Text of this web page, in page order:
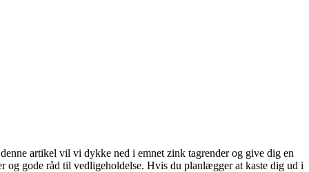
artikel vil vi dykke ned i emnet zink tagrender og give dig en
gode råd til vedligeholdelse. Hvis du planlægger at kaste dig ud i